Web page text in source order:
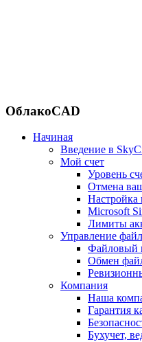
ОблакоCAD
Начиная
Введение в
Мой счет
Уровень
Отмена
Настройка
Microsoft
Лимиты
Управление
Файловый
Обмен
Компания
Наша
Гарантия
Бухучет,